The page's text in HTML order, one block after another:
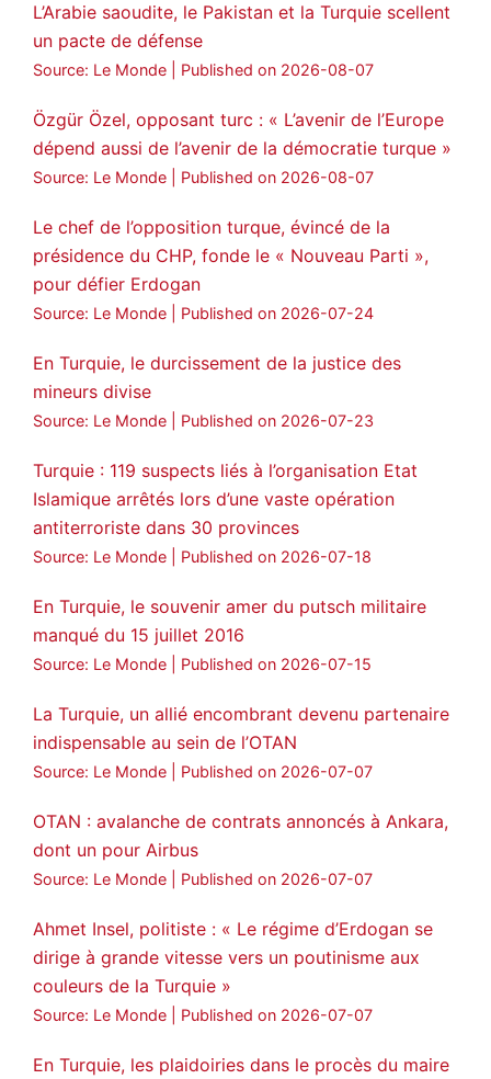
Amitiés kurdes de Bretagne a retweeté
MedyaNews @medyanews_ · 24 Jan 2025
🔴DEM Party Imrali delegation made a
statement on Abdullah Öcalan meeting
#AbdullahÖcalan #PeaceProcess
🔗https://medyanews.rs/h4lwBwQ
3
L’Arabie saoudite, le Pakistan et la Turquie scellent
un pacte de défense
Source: Le Monde Published on 2026-08-07
Özgür Özel, opposant turc : « L’avenir de l’Europe
dépend aussi de l’avenir de la démocratie turque »
Source: Le Monde Published on 2026-08-07
Le chef de l’opposition turque, évincé de la
présidence du CHP, fonde le « Nouveau Parti »,
pour défier Erdogan
Source: Le Monde Published on 2026-07-24
En Turquie, le durcissement de la justice des
mineurs divise
Source: Le Monde Published on 2026-07-23
Turquie : 119 suspects liés à l’organisation Etat
Islamique arrêtés lors d’une vaste opération
antiterroriste dans 30 provinces
Source: Le Monde Published on 2026-07-18
En Turquie, le souvenir amer du putsch militaire
manqué du 15 juillet 2016
Source: Le Monde Published on 2026-07-15
La Turquie, un allié encombrant devenu partenaire
indispensable au sein de l’OTAN
Source: Le Monde Published on 2026-07-07
OTAN : avalanche de contrats annoncés à Ankara,
dont un pour Airbus
Source: Le Monde Published on 2026-07-07
Ahmet Insel, politiste : « Le régime d’Erdogan se
dirige à grande vitesse vers un poutinisme aux
couleurs de la Turquie »
Source: Le Monde Published on 2026-07-07
En Turquie, les plaidoiries dans le procès du maire